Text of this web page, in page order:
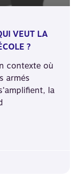
VEUT LA
?
contexte où
armés
la